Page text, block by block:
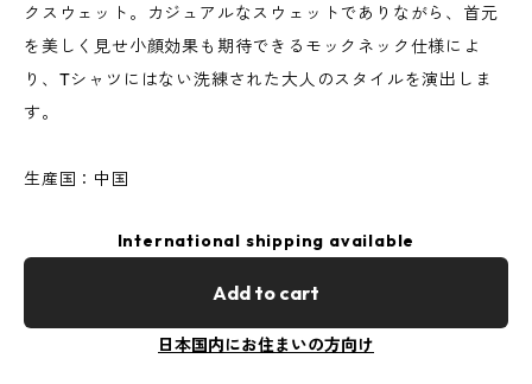
クスウェット。カジュアルなスウェットでありながら、首元
を美しく見せ小顔効果も期待できるモックネック仕様によ
り、Tシャツにはない洗練された大人のスタイルを演出しま
す。
生産国：中国
International shipping available
Add to cart
日本国内にお住まいの方向け